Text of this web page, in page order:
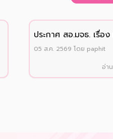
ประกาศ สอ.มจธ. เรื่อ
บุตรสมาชิกและบุตรสม
05 ส.ค. 2569 โดย paphit
อ่า